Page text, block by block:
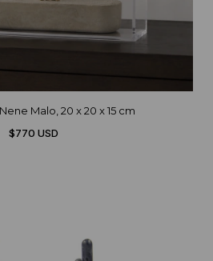
Malo, 20 x 20 x 15 cm
$770 USD